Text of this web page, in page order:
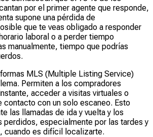
por el primer agente que responde,
supone una pérdida de
que te veas obligado a responder
laboral o a perder tiempo
manualmente, tiempo que podrías
MLS (Multiple Listing Service)
Permiten a los compradores
acceder a visitas virtuales o
contacto con un solo escaneo. Esto
las llamadas de ida y vuelta y los
especialmente por las tardes y
cuando es difícil localizarte.